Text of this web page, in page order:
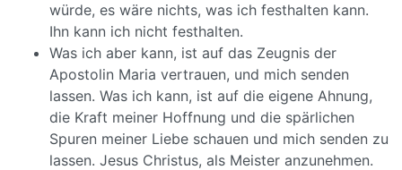
würde, es wäre nichts, was ich festhalten kann.
Ihn kann ich nicht festhalten.
Was ich aber kann, ist auf das Zeugnis der
Apostolin Maria vertrauen, und mich senden
lassen. Was ich kann, ist auf die eigene Ahnung,
die Kraft meiner Hoffnung und die spärlichen
Spuren meiner Liebe schauen und mich senden zu
lassen. Jesus Christus, als Meister anzunehmen.